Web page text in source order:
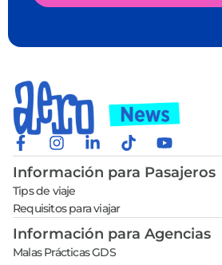
Información para Pasajeros
Tips de viaje
Requisitos para viajar
Información para Agencias
Malas Prácticas GDS